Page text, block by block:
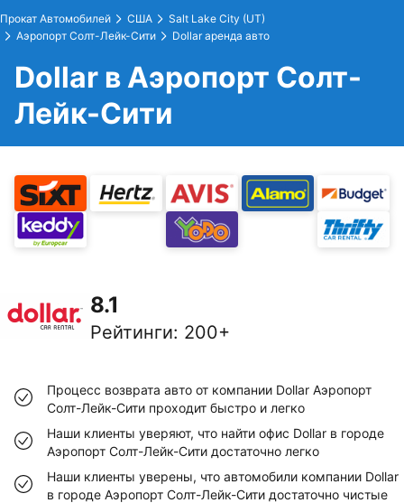
Прокат Автомобилей США
Salt Lake City (UT)
Аэропорт Солт-Лейк-Сити
Dollar аренда авто
Dollar в Аэропорт Солт-
Лейк-Сити
8.1
Рейтинги: 200+
Процесс возврата авто от компании Dollar Аэропорт
Солт-Лейк-Сити проходит быстро и легко
Наши клиенты уверяют, что найти офис Dollar в городе
Аэропорт Солт-Лейк-Сити достаточно легко
Наши клиенты уверены, что автомобили компании Dollar
в городе Аэропорт Солт-Лейк-Сити достаточно чистые